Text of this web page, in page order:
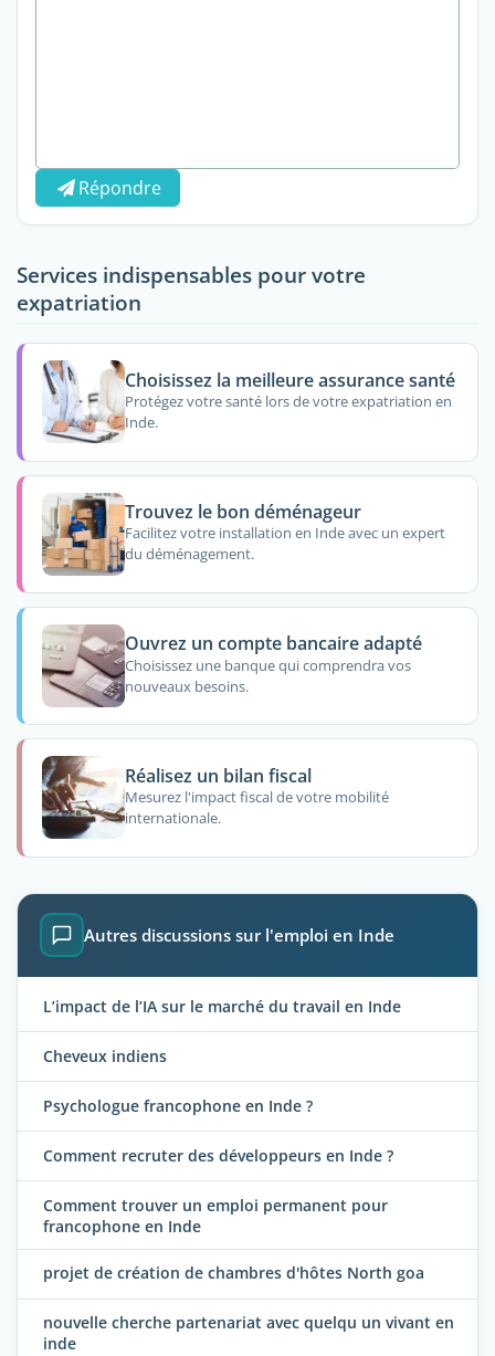
Répondre
Services indispensables pour votre
expatriation
Choisissez la meilleure assurance santé
Protégez votre santé lors de votre expatriation en
Inde.
Trouvez le bon déménageur
Facilitez votre installation en Inde avec un expert
du déménagement.
Ouvrez un compte bancaire adapté
Choisissez une banque qui comprendra vos
nouveaux besoins.
Réalisez un bilan fiscal
Mesurez l'impact fiscal de votre mobilité
internationale.
Autres discussions sur l'emploi en Inde
L’impact de l’IA sur le marché du travail en Inde
Cheveux indiens
Psychologue francophone en Inde ?
Comment recruter des développeurs en Inde ?
Comment trouver un emploi permanent pour
francophone en Inde
projet de création de chambres d'hôtes North goa
nouvelle cherche partenariat avec quelqu un vivant en
inde